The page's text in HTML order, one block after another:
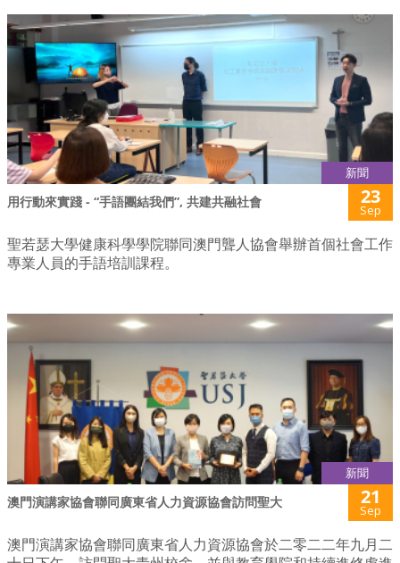
新聞
用行動來實踐 - “手語團結我們”, 共建共融社會 23
Sep
聖若瑟大學健康科學學院聯同澳門聾人協會舉辦首個社會工作
專業人員的手語培訓課程。
新聞
澳門演講家協會聯同廣東省人力資源協會訪問聖大 21
Sep
澳門演講家協會聯同廣東省人力資源協會於二零二二年九月二